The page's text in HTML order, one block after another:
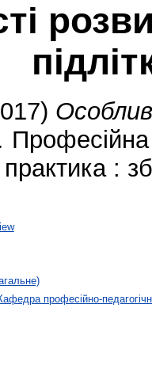
Професійна
практика :
професійно-